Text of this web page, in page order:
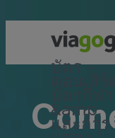
บัตร -
&amp;
และการ